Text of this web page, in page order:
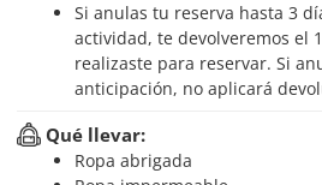
Si anulas tu reserva hasta 3 días antes del inicio de la
actividad, te devolveremos el
realizaste para reservar. Si
anticipación, no aplicará
Qué llevar:
Ropa abrigada